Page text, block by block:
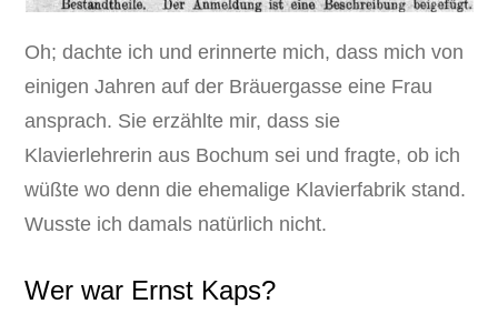
Oh; dachte ich und erinnerte mich, dass mich von
einigen Jahren auf der Bräuergasse eine Frau
ansprach. Sie erzählte mir, dass sie
Klavierlehrerin aus Bochum sei und fragte, ob ich
wüßte wo denn die ehemalige Klavierfabrik stand.
Wusste ich damals natürlich nicht.
Wer war Ernst Kaps?